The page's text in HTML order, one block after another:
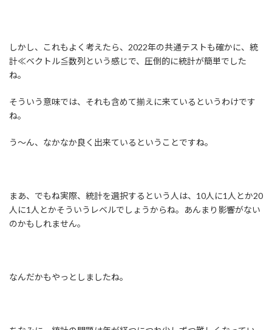
しかし、これもよく考えたら、2022年の共通テストも確かに、統
計≪ベクトル≦数列という感じで、圧倒的に統計が簡単でした
ね。
そういう意味では、それも含めて揃えに来ているというわけです
ね。
う～ん、なかなか良く出来ているということですね。
まあ、でもね実際、統計を選択するという人は、10人に1人とか20
人に1人とかそういうレベルでしょうからね。あんまり影響がない
のかもしれません。
なんだかもやっとしましたね。